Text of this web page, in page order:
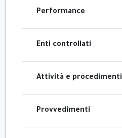
Performance
Enti controllati
Attività e procedimenti
Provvedimenti